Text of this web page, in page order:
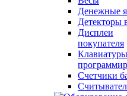
Денежные
Детекторы
Дисплеи
покупателя
Клавиатуры
Счетчики